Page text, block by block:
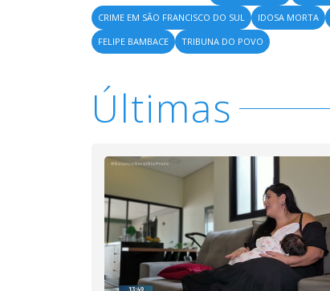
CRIME EM SÃO FRANCISCO DO SUL
IDOSA MORTA
FELIPE BAMBACE
TRIBUNA DO POVO
Últimas